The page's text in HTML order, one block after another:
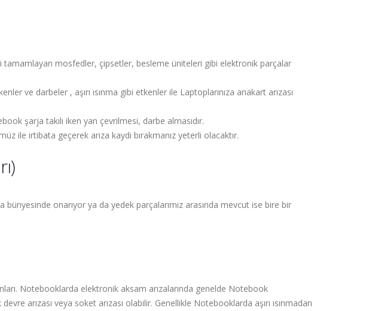
tamamlayan mosfedler, çipsetler, besleme üniteleri gibi elektronik parçalar
ve darbeler , aşırı ısınma gibi etkenler ile Laptoplarınıza anakart arızası
şarja takılı iken yan çevrilmesi, darbe almasıdır.
ile irtibata geçerek arıza kaydı bırakmanız yeterli olacaktır.
onarıyor ya da yedek parçalarımız arasında mevcut ise bire bir
Notebooklarda elektronik aksam arızalarında genelde Notebook
arızası veya soket arızası olabilir. Genellikle Notebooklarda aşırı ısınmadan